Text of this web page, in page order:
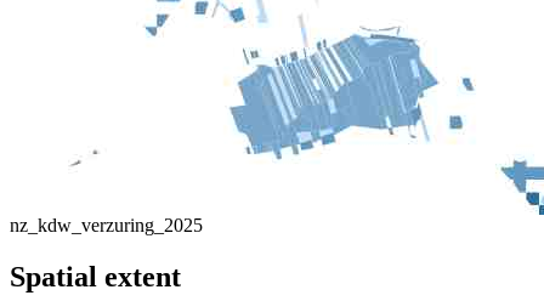
nz_kdw_verzuring_2025
Spatial extent